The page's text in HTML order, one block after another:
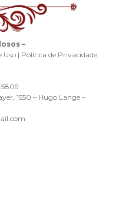
–
Uso | Política de Privacidade
5809
1550 – Hugo Lange –